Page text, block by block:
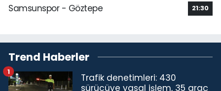
Samsunspor - Göztepe
21:30
Trend Haberler
Trafik denetimleri: 430
sürücüye yasal işlem, 35 araç
1